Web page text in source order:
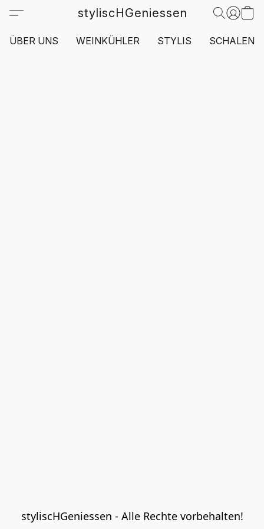
styliscHGeniessen
ÜBER UNS WEINKÜHLER STYLIS SCHALEN
styliscHGeniessen - Alle Rechte vorbehalten!